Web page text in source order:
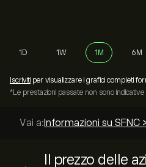
1D 1W 1M 6M
Iscriviti per visualizzare i grafici completi
*Le prestazioni passate non sono
Vai a: Informazioni su SFNC >
Il prezzo delle